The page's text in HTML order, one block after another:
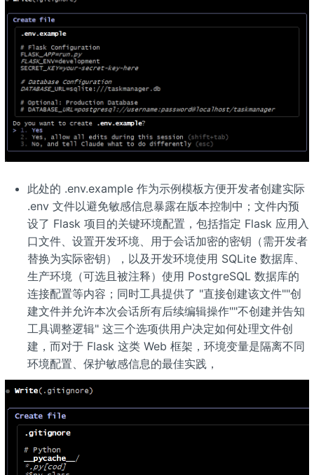
此处的 .env.example 作为示例模板方便开发者创建实际
.env 文件以避免敏感信息暴露在版本控制中；文件内预
设了 Flask 项目的关键环境配置，包括指定 Flask 应用入
口文件、设置开发环境、用于会话加密的密钥（需开发者
替换为实际密钥），以及开发环境使用 SQLite 数据库、
生产环境（可选且被注释）使用 PostgreSQL 数据库的
连接配置等内容；同时工具提供了 "直接创建该文件""创
建文件并允许本次会话所有后续编辑操作""不创建并告知
工具调整逻辑" 这三个选项供用户决定如何处理文件创
建，而对于 Flask 这类 Web 框架，环境变量是隔离不同
环境配置、保护敏感信息的最佳实践，